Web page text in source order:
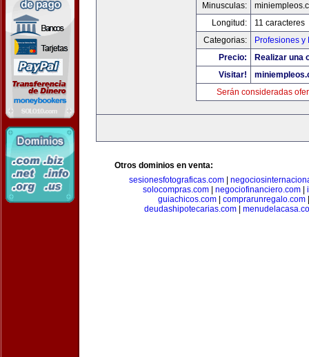
Minusculas:
Longitud:
11 caracteres
Categorias:
Profesiones y
Precio:
Realizar una
Visitar!
Serán consideradas
Otros dominios en venta:
sesionesfotograficas.com
solocompras.com| negociofinanciero.com|
guiachicos.com
comprarunregalo.com
deudashipotecarias.com|